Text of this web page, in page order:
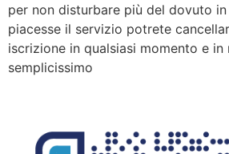
per non disturbare più del dovuto
piacesse il servizio potrete
iscrizione in qualsiasi momento e in
semplicissimo